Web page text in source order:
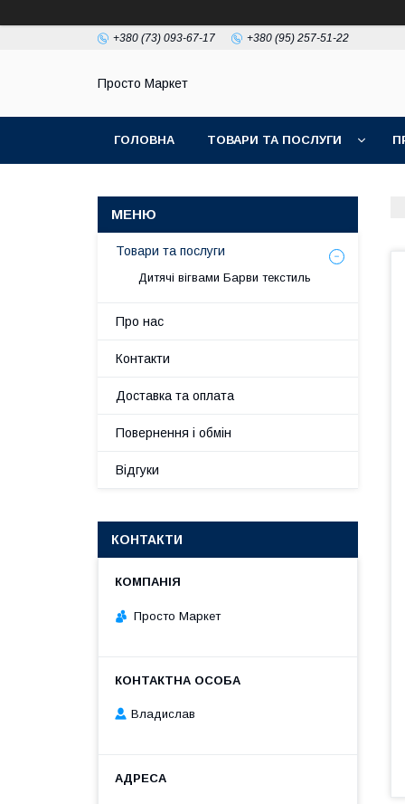
+380 (73) 093-67-17 +380 (95) 257-51-22
Просто Маркет
ГОЛОВНА ТОВАРИ ТА ПОСЛУГИ
Товари та послуги
Дитячі вігвами Барви текстиль
Про нас
Контакти
Доставка та оплата
Повернення і обмін
Відгуки
КОНТАКТИ
Просто Маркет
Владислав